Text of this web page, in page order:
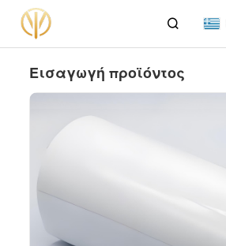

Εισαγωγή προϊόντος